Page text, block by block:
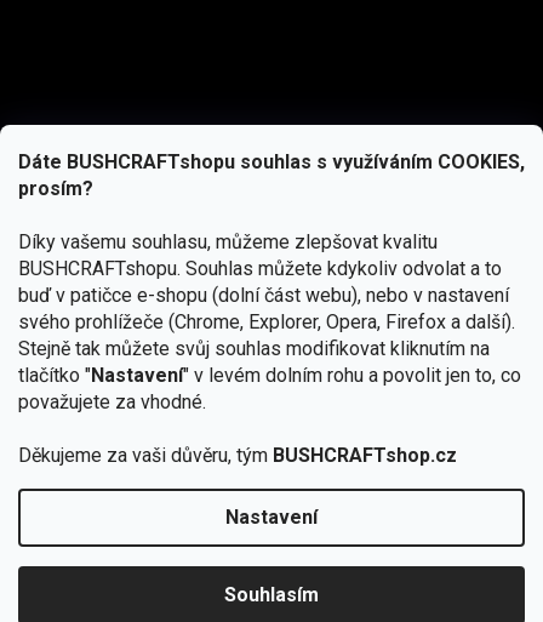
Dáte BUSHCRAFTshopu souhlas s využíváním COOKIES,
prosím?
Díky vašemu souhlasu, můžeme zlepšovat kvalitu
BUSHCRAFTshopu. Souhlas můžete kdykoliv odvolat a to
buď v patičce e-shopu (dolní část webu), nebo v nastavení
svého prohlížeče (Chrome, Explorer, Opera, Firefox a další).
Stejně tak můžete svůj souhlas modifikovat kliknutím na
tlačítko "Nastavení" v levém dolním rohu a povolit jen to, co
považujete za vhodné.
Děkujeme za vaši důvěru, tým BUSHCRAFTshop.cz
Nastavení
Souhlasím
🎁 K batohům JuBö nyní Purse Kit zdarma.
podmínkami ochrany osobních údajů
Copyright 2026BUSHCRAFTshop.cz. Všechna práva
vyhrazena.Upravit nastavení cookies